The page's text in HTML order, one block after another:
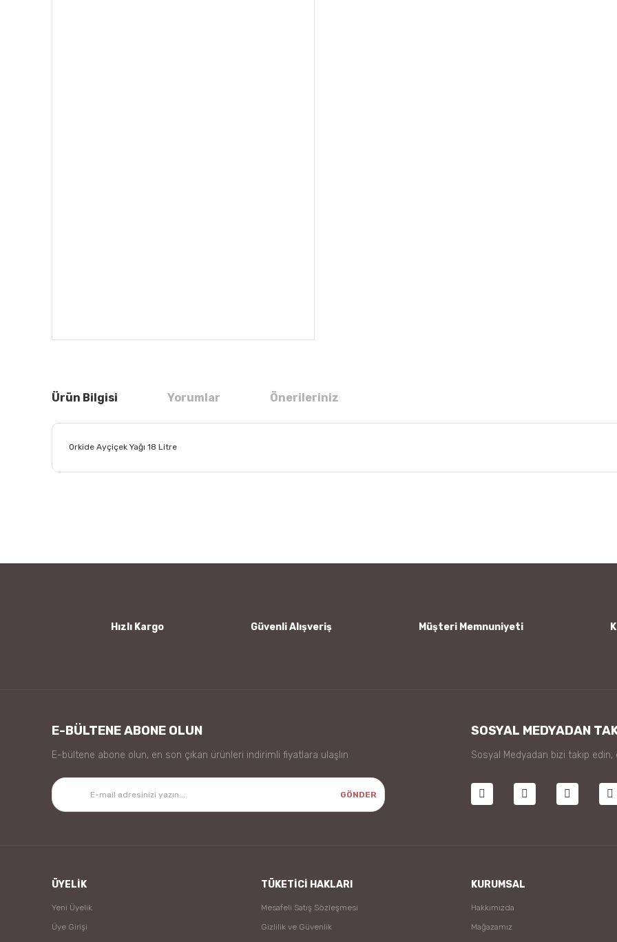
Ürün Bilgisi Yorumlar Önerileriniz
Orkide Ayçiçek Yağı 18 Litre
Hızlı Kargo Güvenli Alışveriş Müşteri Memnuniyeti
E-BÜLTENE ABONE OLUN
E-bültene abone olun, en son çıkan ürünleri indirimli fiyatlara ulaşlın
GÖNDER
SOSYAL MEDYADAN
Sosyal Medyadan bizi takip edin,
ÜYELİK
Yeni Üyelik
Üye Girişi
TÜKETİCİ HAKLARI
Mesafeli Satış Sözleşmesi
Gizlilik ve Güvenlik
KURUMSAL
Hakkımızda
Mağazamız